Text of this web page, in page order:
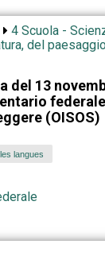
4 Scuola -
del
del 13
(OISOS)
langues